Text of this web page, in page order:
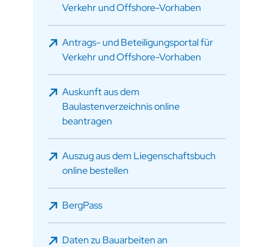
Verkehr und Offshore-Vorhaben
Antrags- und Beteiligungsportal für
Verkehr und Offshore-Vorhaben
Auskunft aus dem
Baulastenverzeichnis online
beantragen
Auszug aus dem Liegenschaftsbuch
online bestellen
BergPass
Daten zu Bauarbeiten an